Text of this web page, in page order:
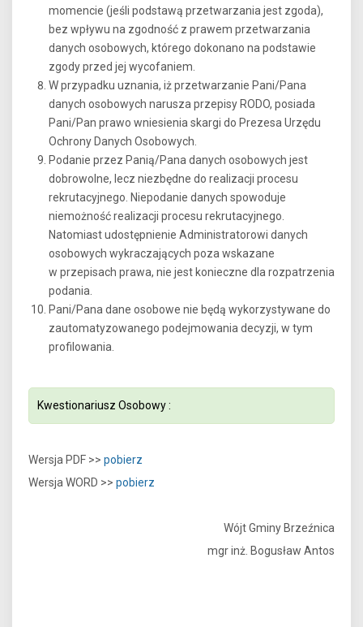
momencie (jeśli podstawą przetwarzania jest zgoda),
bez wpływu na zgodność z prawem przetwarzania
danych osobowych, którego dokonano na podstawie
zgody przed jej wycofaniem.
W przypadku uznania, iż przetwarzanie Pani/Pana
danych osobowych narusza przepisy RODO, posiada
Pani/Pan prawo wniesienia skargi do Prezesa Urzędu
Ochrony Danych Osobowych.
Podanie przez Panią/Pana danych osobowych jest
dobrowolne, lecz niezbędne do realizacji procesu
rekrutacyjnego. Niepodanie danych spowoduje
niemożność realizacji procesu rekrutacyjnego.
Natomiast udostępnienie Administratorowi danych
osobowych wykraczających poza wskazane
w przepisach prawa, nie jest konieczne dla rozpatrzenia
podania.
Pani/Pana dane osobowe nie będą wykorzystywane do
zautomatyzowanego podejmowania decyzji, w tym
profilowania.
Kwestionariusz Osobowy :
Wersja PDF >> pobierz
Wersja WORD >> pobierz
Wójt Gminy Brzeźnica
mgr inż. Bogusław Antos